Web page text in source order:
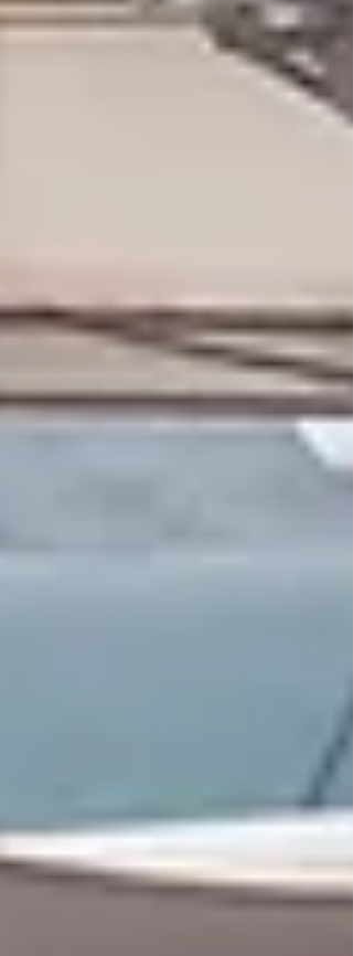
töörütmi, vahetada kogemusi ja rääkida
ideedest, milleks igapäevatöös sageli